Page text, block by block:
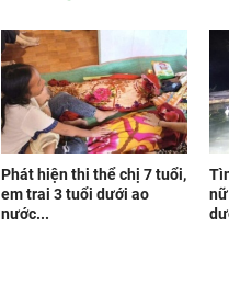
Phát hiện thi thể chị 7 tuổi,
em trai 3 tuổi dưới ao
nước...